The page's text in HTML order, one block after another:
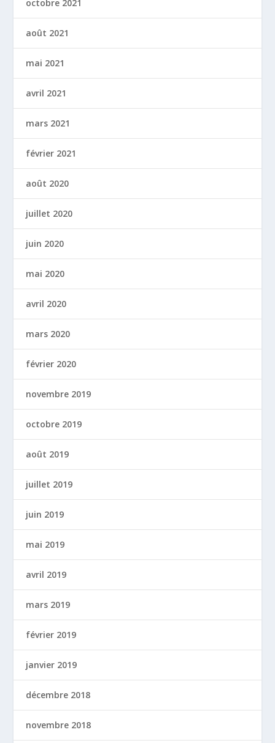
octobre 2021
août 2021
mai 2021
avril 2021
mars 2021
février 2021
août 2020
juillet 2020
juin 2020
mai 2020
avril 2020
mars 2020
février 2020
novembre 2019
octobre 2019
août 2019
juillet 2019
juin 2019
mai 2019
avril 2019
mars 2019
février 2019
janvier 2019
décembre 2018
novembre 2018